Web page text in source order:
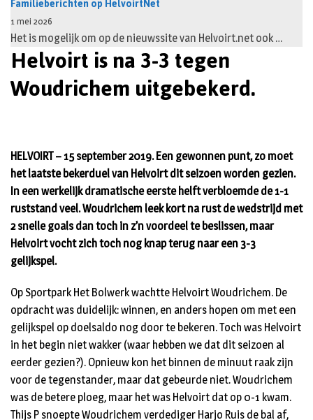
1 mei 2026
Het is mogelijk om op de nieuwssite van Helvoirt.net ook …
Helvoirt is na 3-3 tegen
Woudrichem uitgebekerd.
HELVOIRT – 15 september 2019. Een gewonnen punt, zo moet
het laatste bekerduel van Helvoirt dit seizoen worden gezien.
In een werkelijk dramatische eerste helft verbloemde de 1-1
ruststand veel. Woudrichem leek kort na rust de wedstrijd met
2 snelle goals dan toch in z’n voordeel te beslissen, maar
Helvoirt vocht zich toch nog knap terug naar een 3-3
gelijkspel.
Op Sportpark Het Bolwerk wachtte Helvoirt Woudrichem. De
opdracht was duidelijk: winnen, en anders hopen om met een
gelijkspel op doelsaldo nog door te bekeren. Toch was Helvoirt
in het begin niet wakker (waar hebben we dat dit seizoen al
eerder gezien?). Opnieuw kon het binnen de minuut raak zijn
voor de tegenstander, maar dat gebeurde niet. Woudrichem
was de betere ploeg, maar het was Helvoirt dat op 0-1 kwam.
Thijs P snoepte Woudrichem verdediger Harjo Ruis de bal af,